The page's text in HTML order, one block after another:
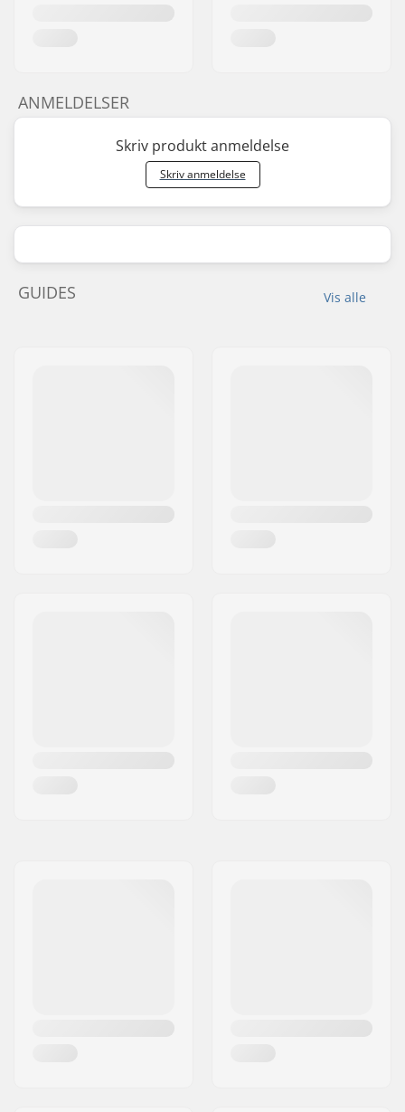
ANMELDELSER
Skriv produkt anmeldelse
Skriv anmeldelse
Vis alle
GUIDES